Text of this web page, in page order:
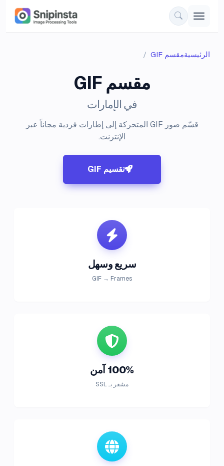
الرئيسيةمقسم GIF
مقسم GIF
في الإمارات
قسّم صور GIF المتحركة إلى إطارات فردية مجاناً عبر
الإنترنت.
تقسيم GIF
سريع وسهل
GIF → Frames
100% آمن
مشفر بـ SSL